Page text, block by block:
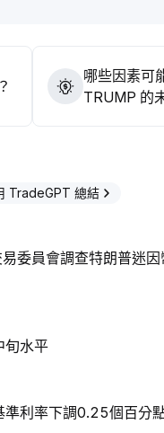
哪些因素可
TRUMP 的
TradeGPT 總結
委員會調查特朗普迷
旬水平
準利率下調0.25個百分